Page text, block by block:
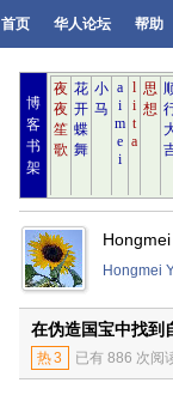
首页 华人论坛 帮助
博
客
书
架
Hongmei
在伪造国宝中找到
热3 已有 886 次阅